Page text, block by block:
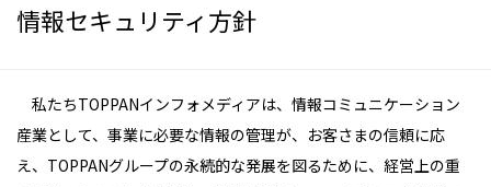
情報セキュリティ方針
私たちTOPPANインフォメディアは、情報コミュニケーション
産業として、事業に必要な情報の管理が、お客さまの信頼に応
え、TOPPANグループの永続的な発展を図るために、経営上の重